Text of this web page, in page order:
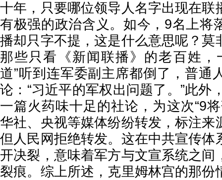
十年，只要哪位领导人名字出现在联
有极强的政治含义。如今，9名上将
播却只字不提，这是什么意思呢？莫
那些只看《新闻联播》的老百姓，
道”听到连军委副主席都倒了，普通
论：“习近平的军权出问题了。”此外
一篇火药味十足的社论，为这次“9
华社、央视等媒体纷纷转发，标注来
但人民网拒绝转发。这在中共宣传体
开决裂，意味着军方与文宣系统之间
裂痕。综上所述，克里姆林宫的那份